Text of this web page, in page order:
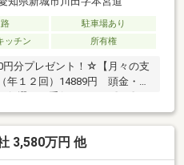
駐車場あり
ッチン 所有権
分プレゼント！☆【月々の支
年１２回）14889円 頭金・ボ
●〇 資料請求・ご案内いつ
現地を案内しながら周辺環境
□■□ ◎全居室6帖以上のゆと
々！3台駐車可能（車種によ
3,580万円 他